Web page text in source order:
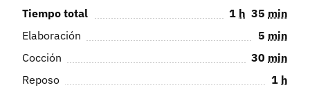
Tiempo total 1 h 35 min
Elaboración
5 min
Cocción
30 min
Reposo
1 h